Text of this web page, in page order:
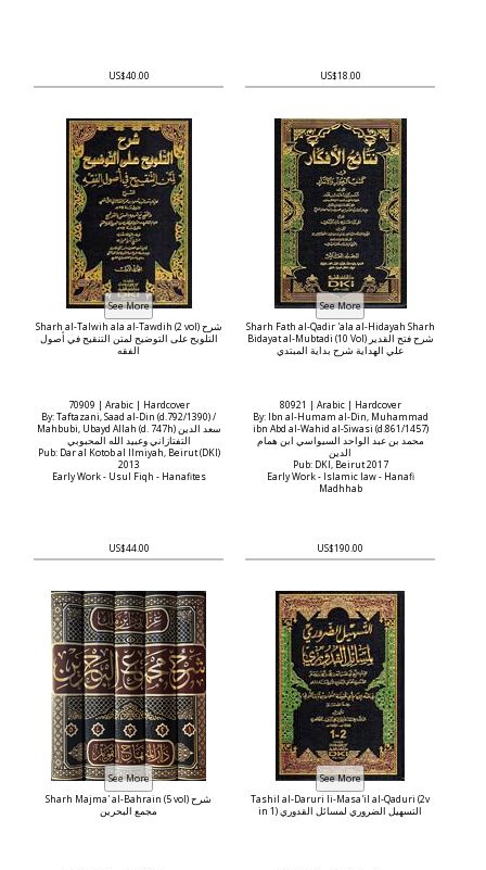
US$40.00 US$18.00
Sharh al-Talwih ala al-Tawdih (2 vol) شرح
التلويح على التوضيح لمتن التنقيح في أصول
الفقه
70909 | Arabic | Hardcover
By: Taftazani, Saad al-Din (d.792/1390) /
Mahbubi, Ubayd Allah (d. 747h) سعد الدين
التفتازاني وعبيد الله المحبوبي
Pub: Dar al Kotob al Ilmiyah, Beirut (DKI)
2013
Early Work - Usul Fiqh - Hanafites
US$44.00
Sharh Fath al-Qadir 'ala al-Hidayah Sharh
Bidayat al-Mubtadi (10 Vol) شرح فتح القدير
علي الهداية شرح بداية المبتدي
80921 | Arabic | Hardcover
By: Ibn al-Humam al-Din, Muhammad
ibn Abd al-Wahid al-Siwasi (d.861/1457)
محمد بن عبد الواحد السيواسي ابن همام
الدين
Pub: DKI, Beirut 2017
Early Work - Islamic law - Hanafi
Madhhab
US$190.00
Sharh Majma' al-Bahrain (5 vol) شرح
مجمع البحرين
Tashil al-Daruri li-Masa'il al-Qaduri (2v
in 1) التسهيل الضروري لمسائل القدوري